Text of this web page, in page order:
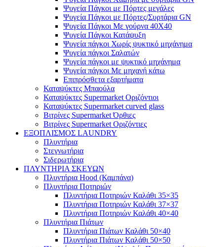
Ψυγεία Πάγκοι με Πόρτες μεγάλες
Ψυγεία Πάγκοι με Πόρτες/Συρτάρια GN
Ψυγεία Πάγκοι Με γούρνα 40Χ40
Ψυγεία Πάγκοι Κατάψυξη
Ψυγεία πάγκοι Χωρίς ψυκτικό μηχάνημα
Ψυγεία πάγκοι Σαλατών
Ψυγεία πάγκοι με ψυκτικό μηχάνημα
Ψυγεία πάγκοι Με μηχανή κάτω
Επιπρόσθετα εξαρτήματα
Καταψύκτες Μπαούλα
Καταψύκτες Supermarket Οριζόντιοι
Καταψύκτες Supermarket curved glass
Βιτρίνες Supermarket Όρθιες
Βιτρίνες Supermarket Οριζόντιες
ΕΞΟΠΛΙΣΜΟΣ LAUNDRY
Πλυντήρια
Στεγνωτήρια
Σιδερωτήρια
ΠΛΥΝΤΗΡΙΑ ΣΚΕΥΩΝ
Πλυντήρια Hood (Καμπάνα)
Πλυντήρια Ποτηριών
Πλυντήρια Ποτηριών Καλάθι 35×35
Πλυντήρια Ποτηριών Καλάθι 37×37
Πλυντήρια Ποτηριών Καλάθι 40×40
Πλυντήρια Πιάτων
Πλυντήρια Πιάτων Καλάθι 50×40
Πλυντήρια Πιάτων Καλάθι 50×50